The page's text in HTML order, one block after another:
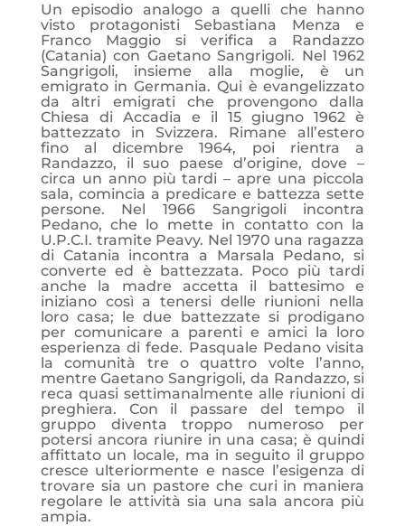
Un episodio analogo a quelli che hanno
visto protagonisti Sebastiana Menza e
Franco Maggio si verifica a Randazzo
(Catania) con Gaetano Sangrigoli. Nel 1962
Sangrigoli, insieme alla moglie, è un
emigrato in Germania. Qui è evangelizzato
da altri emigrati che provengono dalla
Chiesa di Accadia e il 15 giugno 1962 è
battezzato in Svizzera. Rimane all’estero
fino al dicembre 1964, poi rientra a
Randazzo, il suo paese d’origine, dove –
circa un anno più tardi – apre una piccola
sala, comincia a predicare e battezza sette
persone. Nel 1966 Sangrigoli incontra
Pedano, che lo mette in contatto con la
U.P.C.I. tramite Peavy. Nel 1970 una ragazza
di Catania incontra a Marsala Pedano, si
converte ed è battezzata. Poco più tardi
anche la madre accetta il battesimo e
iniziano così a tenersi delle riunioni nella
loro casa; le due battezzate si prodigano
per comunicare a parenti e amici la loro
esperienza di fede. Pasquale Pedano visita
la comunità tre o quattro volte l’anno,
mentre Gaetano Sangrigoli, da Randazzo, si
reca quasi settimanalmente alle riunioni di
preghiera. Con il passare del tempo il
gruppo diventa troppo numeroso per
potersi ancora riunire in una casa; è quindi
affittato un locale, ma in seguito il gruppo
cresce ulteriormente e nasce l’esigenza di
trovare sia un pastore che curi in maniera
regolare le attività sia una sala ancora più
ampia.